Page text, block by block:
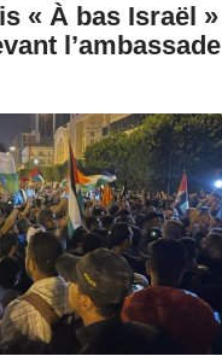
« À bas Israël »
l’ambassade